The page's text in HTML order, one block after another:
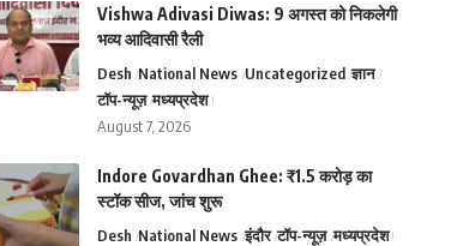
Vishwa Adivasi Diwas: 9 अगस्त को निकलेगी
भव्य आदिवासी रैली
Desh National News Uncategorized ज्ञान
टॉप-न्यूज़ मध्यप्रदेश
August 7, 2026
Indore Govardhan Ghee: ₹1.5 करोड़ का
स्टॉक सीज, जांच शुरू
Desh National News इंदौर टॉप-न्यूज़ मध्यप्रदेश